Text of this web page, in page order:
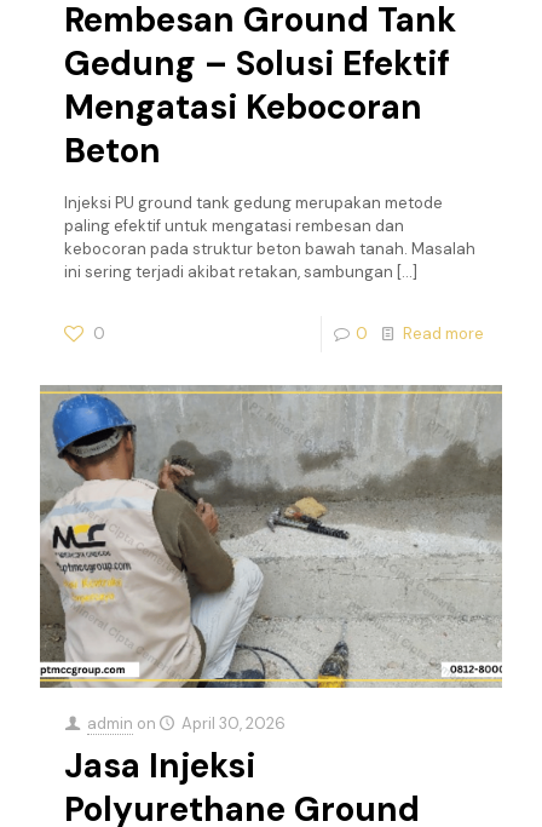
Rembesan Ground Tank
Gedung – Solusi Efektif
Mengatasi Kebocoran
Beton
Injeksi PU ground tank gedung merupakan metode
paling efektif untuk mengatasi rembesan dan
kebocoran pada struktur beton bawah tanah. Masalah
ini sering terjadi akibat retakan, sambungan […]
0 0 Read more
admin on April 30, 2026
Jasa Injeksi
Polyurethane Ground